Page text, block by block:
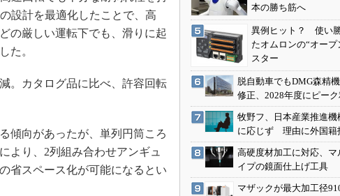
ンダストリー4.0
イノベーション
製造業ビッグデータ
メイドインジャパン
海外生産
グローバル設計・開発
設計を最適化したことで、高
の厳しい運転下でも、滑りに起
た。
。カタログ品に比べ、許容回転
傾向があったが、単列円筒ころ
より、2列組み合わせアンギュ
省スペース化が可能になるとい
本の勝ち筋へ
異例ヒット？ 使い
たオムロンの“オー
スター
脱自動車でもDMG森精
修正、2028年度にピー
牧野フ、日本産業推進機
に応じず 理由に外国籍
高硬度材加工に対応、マ
イプの鏡面仕上げ工具
マザックが最大加工径